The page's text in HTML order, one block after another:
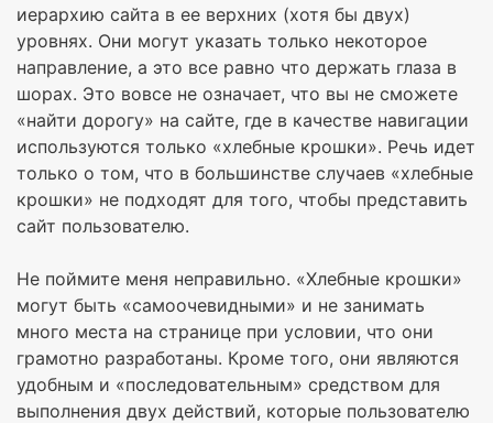
иерархию сайта в ее верхних (хотя бы двух)
уровнях. Они могут указать только некоторое
направление, а это все равно что держать глаза в
шорах. Это вовсе не означает, что вы не сможете
«найти дорогу» на сайте, где в качестве навигации
используются только «хлебные крошки». Речь идет
только о том, что в большинстве случаев «хлебные
крошки» не подходят для того, чтобы представить
сайт пользователю.
Не поймите меня неправильно. «Хлебные крошки»
могут быть «самоочевидными» и не занимать
много места на странице при условии, что они
грамотно разработаны. Кроме того, они являются
удобным и «последовательным» средством для
выполнения двух действий, которые пользователю